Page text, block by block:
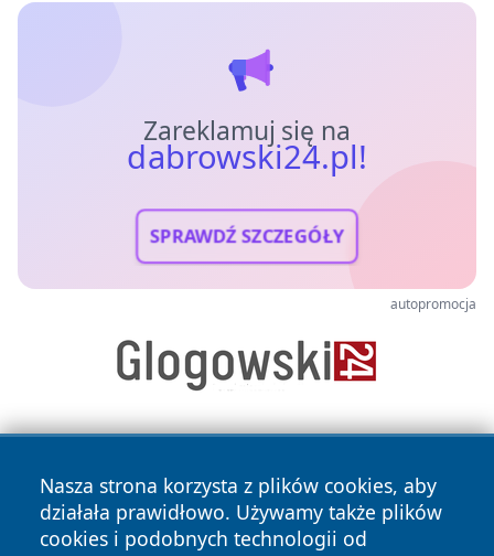
Zareklamuj się na
dabrowski24.pl!
SPRAWDŹ SZCZEGÓŁY
autopromocja
Nasza strona korzysta z plików cookies, aby
działała prawidłowo. Używamy także plików
cookies i podobnych technologii od